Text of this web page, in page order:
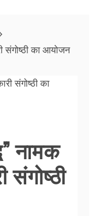
संगोष्ठी का आयोजन
नामक